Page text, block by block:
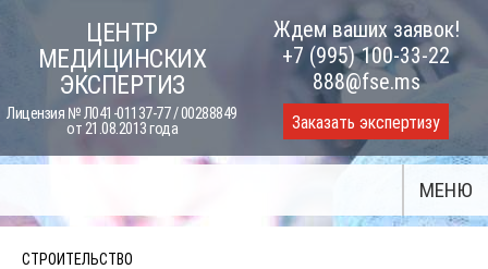
content
ЦЕНТР
МЕДИЦИНСКИХ
ЭКСПЕРТИЗ
Лицензия № Л041-01137-77 / 00288849
от 21.08.2013 года
Ждем ваших заявок!
+7 (995) 100-33-22
888@fse.ms
Заказать экспертизу
МЕНЮ
СТРОИТЕЛЬСТВО